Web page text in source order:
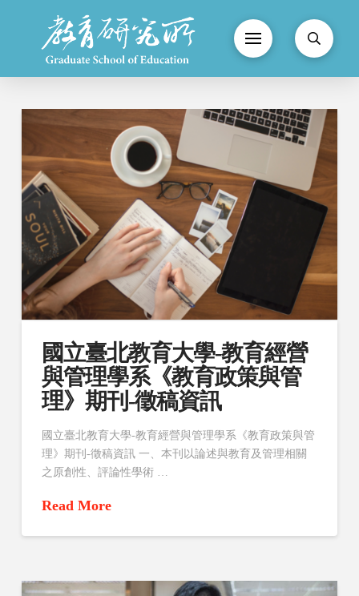
國立臺北教育大學-教育經營
與管理學系《教育政策與管
理》期刊-徵稿資訊
國立臺北教育大學-教育經營與管理學系《教育政策與管
理》期刊-徵稿資訊 一、本刊以論述與教育及管理相關
之原創性、評論性學術 …
Read More